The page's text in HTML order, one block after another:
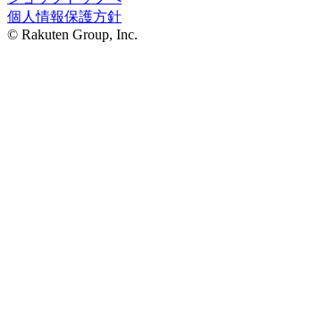
個人情報保護方針
© Rakuten Group, Inc.